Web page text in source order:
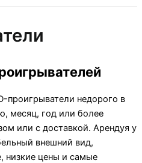
проигрыватели недорого в
месяц, год или более
или с доставкой. Арендуя у
внешний вид,
низкие цены и самые